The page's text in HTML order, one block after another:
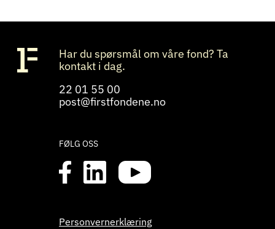
Har du spørsmål om våre fond? Ta
kontakt i dag.
22 01 55 00
post@firstfondene.no
FØLG OSS
Personvernerklæring